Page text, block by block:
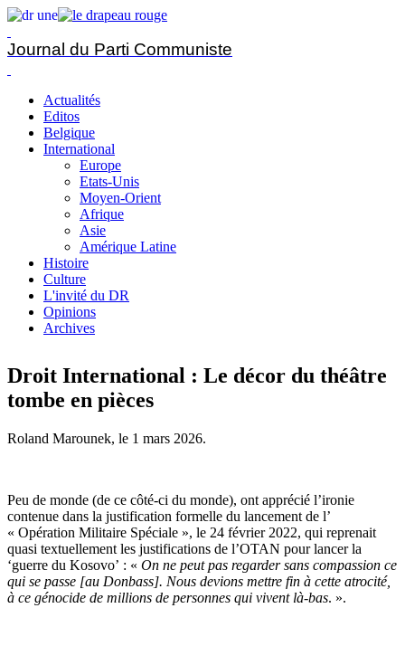
Journal du Parti Communiste
Actualités
Editos
Belgique
International
Europe
Etats-Unis
Moyen-Orient
Afrique
Asie
Amérique Latine
Histoire
Culture
L'invité du DR
Opinions
Archives
Droit International : Le décor du théâtre
tombe en pièces
Roland Marounek, le 1 mars 2026.
Peu de monde (de ce côté-ci du monde), ont apprécié l’ironie
contenue dans la justification formelle du lancement de l’
« Opération Militaire Spéciale », le 24 février 2022, qui reprenait
quasi textuellement les justifications de l’OTAN pour lancer la
‘guerre du Kosovo’ : « On ne peut pas regarder sans compassion ce
qui se passe [au Donbass]. Nous devions mettre fin à cette atrocité,
à ce génocide de millions de personnes qui vivent là-bas. ».